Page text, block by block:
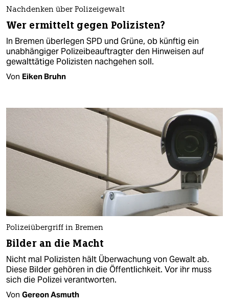
Nachdenken über Polizeigewalt
Wer ermittelt gegen Polizisten?
In Bremen überlegen SPD und Grüne, ob künftig ein
unabhängiger Polizeibeauftragter den Hinweisen auf
gewalttätige Polizisten nachgehen soll.
Von Eiken Bruhn
Polizeiübergriff in Bremen
Bilder an die Macht
Nicht mal Polizisten hält Überwachung von Gewalt ab.
Diese Bilder gehören in die Öffentlichkeit. Vor ihr muss
sich die Polizei verantworten.
Von Gereon Asmuth